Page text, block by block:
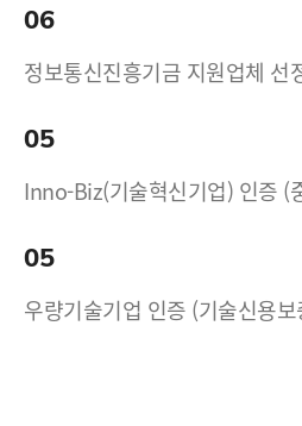
06
정보통신진흥기금 지원업체 선
05
Inno-Biz(기술혁신기업) 인증 (
05
우량기술기업 인증 (기술신용